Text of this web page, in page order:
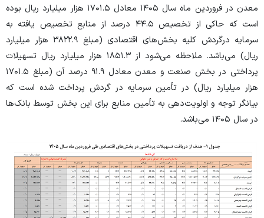
معدن در فروردین ماه سال ۱۴۰۵ معادل ۱۷۰۱.۵ هزار میلیارد ریال بوده
است که حاکی از تخصیص ۴۴.۵ درصد از منابع تخصیص یافته به
سرمایه درگردش کلیه بخش‌های اقتصادی (مبلغ ۳۸۲۲.۹ هزار میلیارد
ریال) می‌باشد. ملاحظه می‌شود از ۱۸۵۱.۳ هزار میلیارد ریال تسهیلات
پرداختی در بخش صنعت و معدن معادل ۹۱.۹ درصد آن (مبلغ ۱۷۰۱.۵
هزار میلیارد ریال) در تأمین سرمایه در گردش پرداخت شده است که
بیانگر توجه و اولویت‌دهی به تأمین منابع برای این بخش توسط بانک‌ها
در سال ۱۴۰۵ می‌باشد.